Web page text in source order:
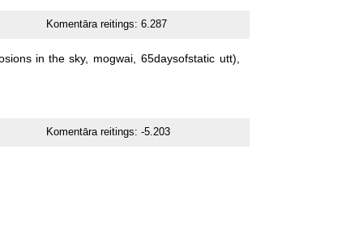
Komentāra reitings:6.287
in the sky, mogwai, 65daysofstatic utt),
Komentāra reitings:-5.203